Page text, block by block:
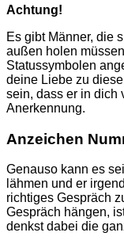
Achtung!
Es gibt Männer, die
außen holen
Statussymbolen
deine Liebe zu
sein, dass er in dich
Anerkennung.
Anzeichen
Genauso kann es
lähmen und er
richtiges Gespräch
Gespräch hängen,
denkst dabei die